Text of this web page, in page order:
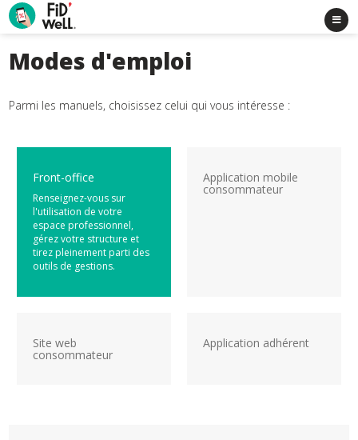
Modes d'emploi
Parmi les manuels, choisissez celui qui vous intéresse :
Front-office
Renseignez-vous sur
l'utilisation de votre
espace professionnel,
gérez votre structure et
tirez pleinement parti des
outils de gestions.
Application mobile
consommateur
Site web
consommateur
Application adhérent